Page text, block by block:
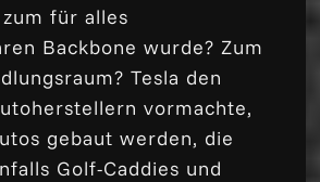
für alles
Backbone wurde? Zum
Tesla den
vormachte,
gebaut werden, die
Golf-Caddies und